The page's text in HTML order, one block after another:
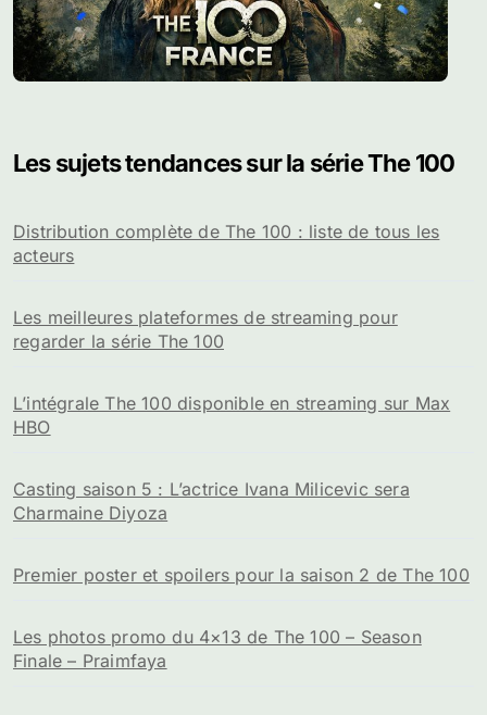
Les sujets tendances sur la série The 100
Distribution complète de The 100 : liste de tous les
acteurs
Les meilleures plateformes de streaming pour
regarder la série The 100
L’intégrale The 100 disponible en streaming sur Max
HBO
Casting saison 5 : L’actrice Ivana Milicevic sera
Charmaine Diyoza
Premier poster et spoilers pour la saison 2 de The 100
Les photos promo du 4×13 de The 100 – Season
Finale – Praimfaya